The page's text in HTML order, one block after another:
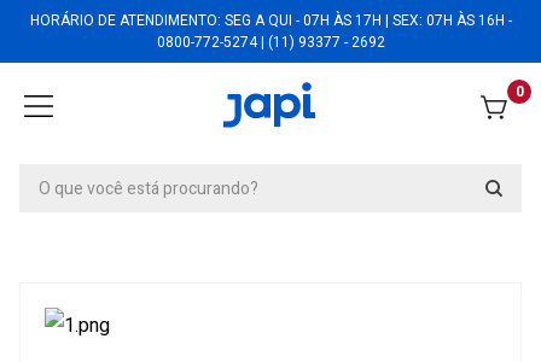
HORÁRIO DE ATENDIMENTO: SEG A QUI - 07H ÀS 17H | SEX: 07H ÀS 16H -
0800-772-5274 | (11) 93377 - 2692
0